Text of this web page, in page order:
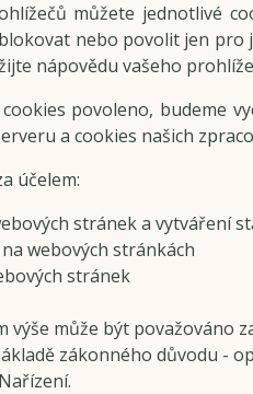
můžete jednotlivé
nebo povolit jen
nápovědu vašeho
povoleno, budeme
a cookies našich
účelem:
stránek a vytváření
webových stránkách
stránek
výše může být považováno
zákonného důvodu -